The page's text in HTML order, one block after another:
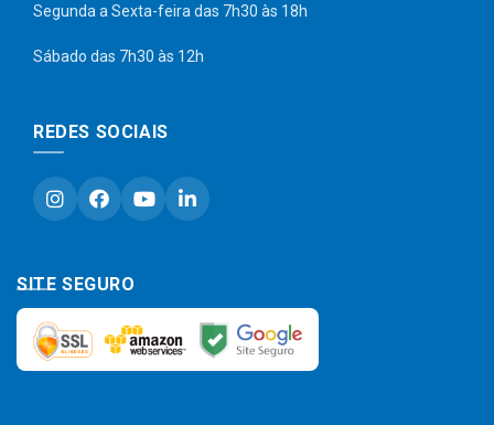
Segunda a Sexta-feira das 7h30 às 18h
Sábado das 7h30 às 12h
REDES SOCIAIS
SITE SEGURO